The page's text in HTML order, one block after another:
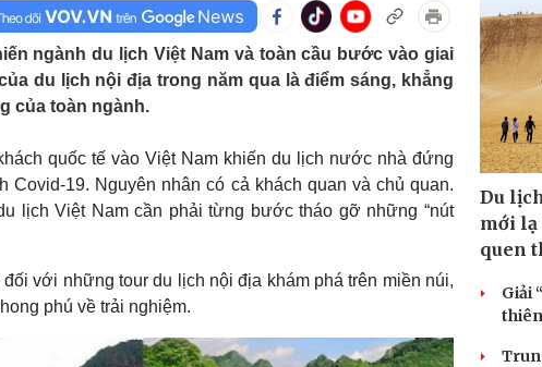
đá
thi đấu bóng đá
trường
Ô tô - Xe máy
Ô tô
Doanh nghiệp
Thông tin doanh
Doanh nghiệp 24h
Doanh nhân
Vì cộng đồng
Giải trí
Sao Việt
Du lịch
check-in
ngành du lịch Việt Nam và toàn cầu bước vào giai
du lịch nội địa trong năm qua là điểm sáng, khẳng
của toàn ngành.
quốc tế vào Việt Nam khiến du lịch nước nhà đứng
19. Nguyên nhân có cả khách quan và chủ quan.
lịch Việt Nam cần phải từng bước tháo gỡ những “nút
với những tour du lịch nội địa khám phá trên miền núi,
phú về trải nghiệm.
Du
mới lạ
quen
Giải